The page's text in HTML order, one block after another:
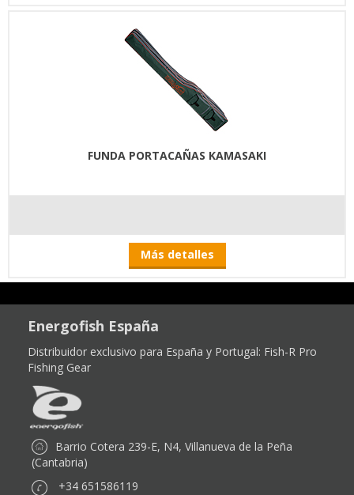
FUNDA PORTACAÑAS KAMASAKI
Más detalles
Energofish España
Distribuidor exclusivo para España y Portugal: Fish-R Pro
Fishing Gear
Barrio Cotera 239-E, N4, Villanueva de la Peña
(Cantabria)
+34 651586119